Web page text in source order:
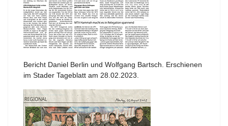
Bericht Daniel Berlin und Wolfgang Bartsch. Erschienen
im Stader Tageblatt am 28.02.2023.